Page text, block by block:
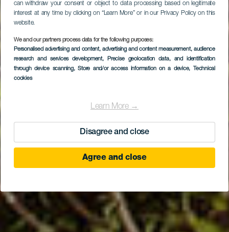
can withdraw your consent or object to data processing based on legitimate
interest at any time by clicking on “Learn More” or in our Privacy Policy on this
website.
We and our partners process data for the following purposes:
Personalised advertising and content, advertising and content measurement, audience
research and services development, Precise geolocation data, and identification
through device scanning, Store and/or access information on a device, Technical
cookies
Learn More →
Disagree and close
Agree and close